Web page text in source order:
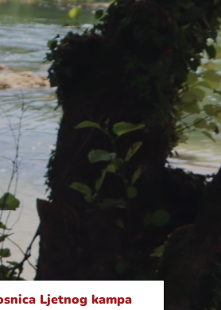
Ljetnog kampa